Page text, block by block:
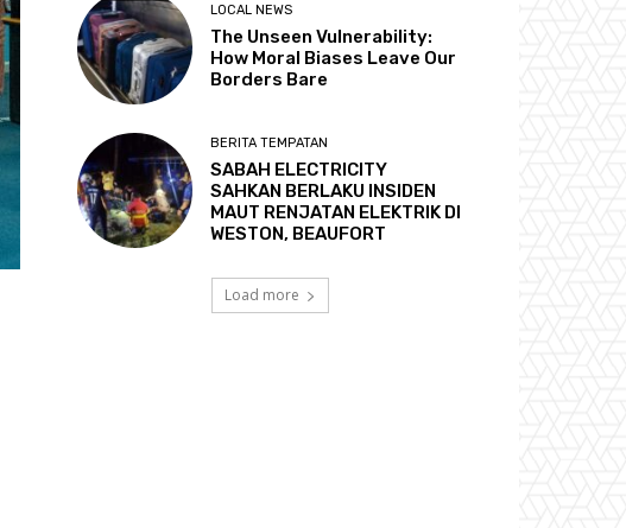
LOCAL NEWS
The Unseen Vulnerability:
How Moral Biases Leave Our
Borders Bare
BERITA TEMPATAN
SABAH ELECTRICITY
SAHKAN BERLAKU INSIDEN
MAUT RENJATAN ELEKTRIK DI
WESTON, BEAUFORT
Load more